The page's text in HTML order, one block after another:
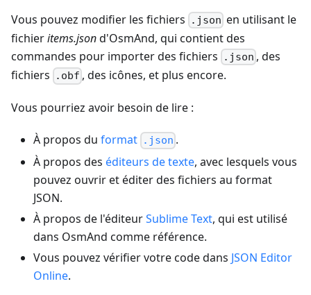
Vous pouvez modifier les fichiers .json en utilisant le
fichieritems.jsond'OsmAnd, qui contient des
commandes pour importer des fichiers
.json , des
fichiers
.obf , des icônes, et plus encore.
Vous pourriez avoir besoin de lire :
À propos du format .json .
À propos des éditeurs de texte, avec lesquels vous
pouvez ouvrir et éditer des fichiers au format
JSON.
À propos de l'éditeurSublime Text, qui est utilisé
dans OsmAnd comme référence.
Vous pouvez vérifier votre code dans JSON Editor
Online.